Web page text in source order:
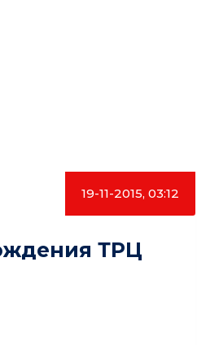
19-11-2015, 03:12
ТРЦ